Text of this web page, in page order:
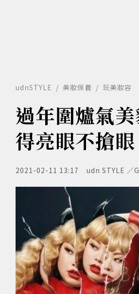
udnSTYLE 美妝保養 玩美妝容
過年圍爐氣
得亮眼不搶
2021-02-11 13:17 udn STYLE ／